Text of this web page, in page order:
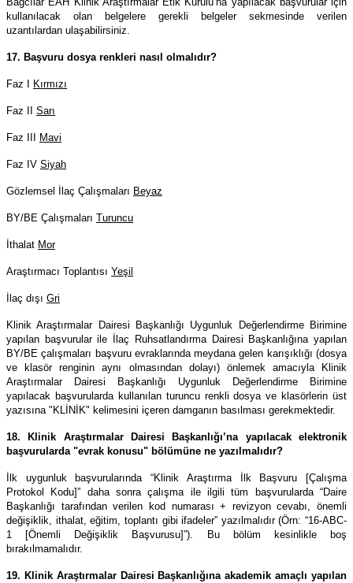
Bağcılar EAH Klinik Araştırmalar Etik Kurulu’na yapılacak başvurular için
kullanılacak olan belgelere gerekli belgeler sekmesinde verilen
uzantılardan ulaşabilirsiniz.
17. Başvuru dosya renkleri nasıl olmalıdır?
Faz I Kırmızı
Faz II Sarı
Faz III Mavi
Faz IV Siyah
Gözlemsel İlaç Çalışmaları Beyaz
BY/BE Çalışmaları Turuncu
İthalat Mor
Araştırmacı Toplantısı Yeşil
İlaç dışı Gri
Klinik Araştırmalar Dairesi Başkanlığı Uygunluk Değerlendirme Birimine
yapılan başvurular ile İlaç Ruhsatlandırma Dairesi Başkanlığına yapılan
BY/BE çalışmaları başvuru evraklarında meydana gelen karışıklığı (dosya
ve klasör renginin aynı olmasından dolayı) önlemek amacıyla Klinik
Araştırmalar Dairesi Başkanlığı Uygunluk Değerlendirme Birimine
yapılacak başvurularda kullanılan turuncu renkli dosya ve klasörlerin üst
yazısına "KLİNİK" kelimesini içeren damganın basılması gerekmektedir.
18. Klinik Araştırmalar Dairesi Başkanlığı’na yapılacak elektronik
başvurularda "evrak konusu" bölümüne ne yazılmalıdır?
İlk uygunluk başvurularında “Klinik Araştırma İlk Başvuru [Çalışma
Protokol Kodu]” daha sonra çalışma ile ilgili tüm başvurularda “Daire
Başkanlığı tarafından verilen kod numarası + revizyon cevabı, önemli
değişiklik, ithalat, eğitim, toplantı gibi ifadeler” yazılmalıdır (Örn: “16-ABC-
1 [Önemli Değişiklik Başvurusu]”). Bu bölüm kesinlikle boş
bırakılmamalıdır.
19. Klinik Araştırmalar Dairesi Başkanlığına akademik amaçlı yapılan